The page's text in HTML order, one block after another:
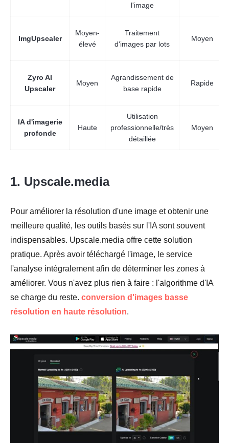
l'image
ImgUpscaler
Moyen-
élevé
Traitement
d'images par lots
Moyen
Zyro AI
Upscaler
Moyen
Agrandissement de
base rapide
Rapide
IA d'imagerie
profonde
Haute
Utilisation
professionnelle/très
détaillée
Moyen
1. Upscale.media
Pour améliorer la résolution d'une image et obtenir une
meilleure qualité, les outils basés sur l'IA sont souvent
indispensables. Upscale.media offre cette solution
pratique. Après avoir téléchargé l'image, le service
l'analyse intégralement afin de déterminer les zones à
améliorer. Vous n'avez plus rien à faire : l'algorithme d'IA
se charge du reste. conversion d'images basse
résolution en haute résolution.